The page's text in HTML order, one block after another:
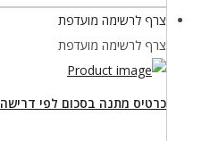
צרף לרשימה מועדפת
צרף לרשימה מועדפת
כרטיס מתנה בסכום לפי דרישה